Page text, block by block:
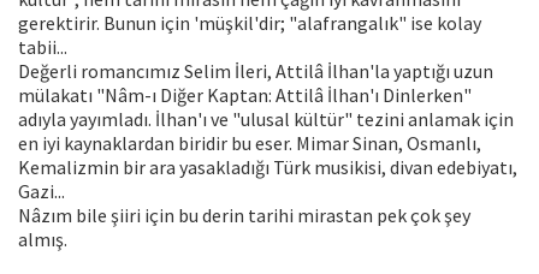
gerektirir. Bunun için 'müşkil'dir; "alafrangalık" ise kolay
tabii...
Değerli romancımız Selim İleri, Attilâ İlhan'la yaptığı uzun
mülakatı "Nâm-ı Diğer Kaptan: Attilâ İlhan'ı Dinlerken"
adıyla yayımladı. İlhan'ı ve "ulusal kültür" tezini anlamak için
en iyi kaynaklardan biridir bu eser. Mimar Sinan, Osmanlı,
Kemalizmin bir ara yasakladığı Türk musikisi, divan edebiyatı,
Gazi...
Nâzım bile şiiri için bu derin tarihi mirastan pek çok şey
almış.